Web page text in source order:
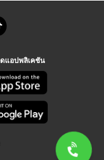
แอปพลิเคชัน